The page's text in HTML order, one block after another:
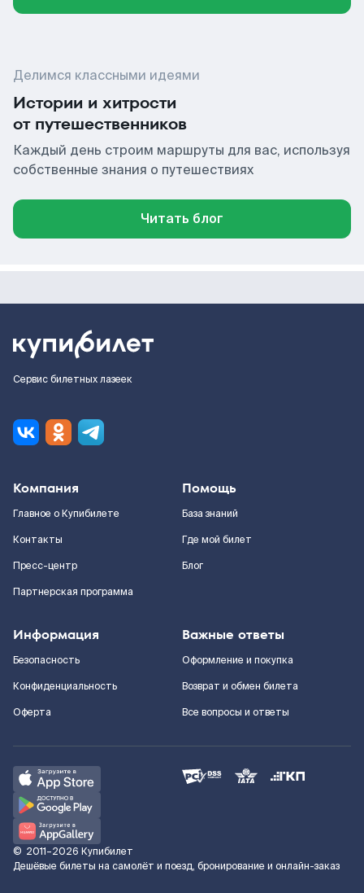
Делимся классными идеями
Истории и хитрости
от путешественников
Каждый день строим маршруты для вас, используя
собственные знания о путешествиях
Читать блог
Сервис билетных лазеек
Компания
Главное о Купибилете
Контакты
Пресс-центр
Партнерская программа
Помощь
База знаний
Где мой билет
Блог
Информация
Безопасность
Конфиденциальность
Оферта
Важные ответы
Оформление и покупка
Возврат и обмен билета
Все вопросы и ответы
© 2011–2026 Купибилет
Дешёвые билеты на самолёт и поезд, бронирование и онлайн-заказ